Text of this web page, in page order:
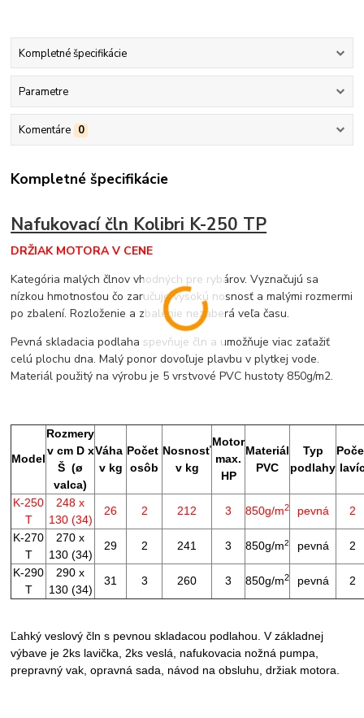
Kompletné špecifikácie
Parametre
Komentáre 0
Kompletné špecifikácie
Nafukovací čln Kolibri K-250 TP
DRŽIAK MOTORA V CENE
Kategória malých člnov vhodných pre rybárov. Vyznačujú sa
nízkou hmotnosťou čo zaručuje vysokú nosnosť a malými rozmermi
po zbalení. Rozloženie a zbalenie nezaberá veľa času.
Pevná skladacia podlaha spevňuje čln a umožňuje viac zaťažiť
celú plochu dna. Malý ponor dovoľuje plavbu v plytkej vode.
Materiál použitý na výrobu je 5 vrstvové PVC hustoty 850g/m2.
Model
Rozmery
v cm D x
Š (ø
valca)
Váha
v kg
Počet
osôb
Nosnosť
v kg
Motor
max.
HP
Materiál
PVC
Typ
podlahy
K-250
T
248 x
130 (34)
26 2 212 3 850g/m2 pevná 2
K-270
T
270 x
130 (34)
29 2 241 3 850g/m2 pevná 2
K-290
T
290 x
130 (34)
31 3 260 3 850g/m2 pevná 2
Ľahký veslový čln s pevnou skladacou podlahou. V základnej
výbave je 2ks lavička, 2ks veslá, nafukovacia nožná pumpa,
prepravný vak, opravná sada, návod na obsluhu, držiak motora.